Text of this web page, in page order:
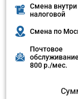
Смена внутри
налоговой
Смена по
Почтовое
обслуживание
800 р./мес.